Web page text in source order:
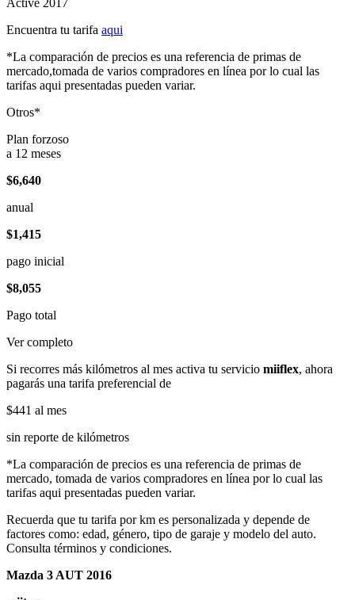
Encuentra tu tarifa aqui
*La comparación de precios es una referencia de primas de
mercado,tomada de varios compradores en línea por lo cual las
tarifas aqui presentadas pueden variar.
Otros*
Plan forzoso
a 12 meses
$6,640
anual
$1,415
pago inicial
$8,055
Pago total
Ver completo
Si recorres más kilómetros al mes activa tu servicio miiflex, ahora
pagarás una tarifa preferencial de
$441 al mes
sin reporte de kilómetros
*La comparación de precios es una referencia de primas de
mercado, tomada de varios compradores en línea por lo cual las
tarifas aqui presentadas pueden variar.
Recuerda que tu tarifa por km es personalizada y depende de
factores como: edad, género, tipo de garaje y modelo del auto.
Consulta términos y condiciones.
Mazda 3 AUT 2016